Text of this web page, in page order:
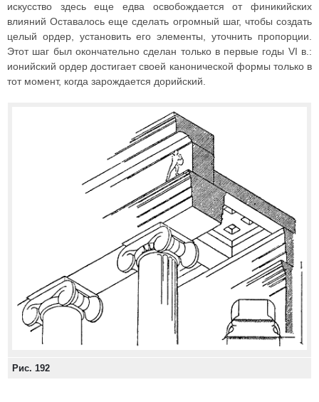
искусство здесь еще едва освобождается от финикийских
влияний Оставалось еще сделать огромный шаг, чтобы создать
целый ордер, установить его элементы, уточнить пропорции.
Этот шаг был окончательно сделан только в первые годы VI в.:
ионийский ордер достигает своей канонической формы только в
тот момент, когда зарождается дорийский.
Рис. 192